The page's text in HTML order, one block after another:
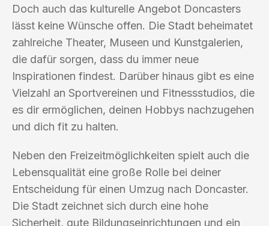
Doch auch das kulturelle Angebot Doncasters
lässt keine Wünsche offen. Die Stadt beheimatet
zahlreiche Theater, Museen und Kunstgalerien,
die dafür sorgen, dass du immer neue
Inspirationen findest. Darüber hinaus gibt es eine
Vielzahl an Sportvereinen und Fitnessstudios, die
es dir ermöglichen, deinen Hobbys nachzugehen
und dich fit zu halten.
Neben den Freizeitmöglichkeiten spielt auch die
Lebensqualität eine große Rolle bei deiner
Entscheidung für einen Umzug nach Doncaster.
Die Stadt zeichnet sich durch eine hohe
Sicherheit, gute Bildungseinrichtungen und ein